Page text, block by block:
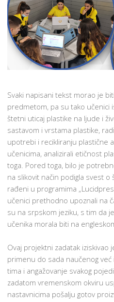
Svaki napisani tekst morao je
predmetom, pa su tako učenici
štetni uticaj plastike na ljude i
sastavom i vrstama plastike,
upotrebi i recikliranju plastične
učenicima, analizirali etičnost
toga. Pored toga, bilo je
na slikovit način podigla svest
rađeni u programima
učenici prethodno upoznali na
su na srpskom jeziku, s tim da
učenika morala biti na
Ovaj projektni zadatak iziskivao
primenu do sada naučenog
tima i angažovanje svakog
zadatom vremenskom okviru
nastavnicima pošalju gotov